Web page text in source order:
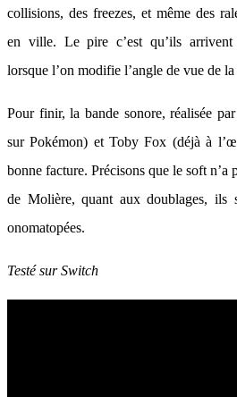
collisions, des freezes, et même des
en ville. Le pire c’est qu’ils arrivent
lorsque l’on modifie l’angle de vue de la
Pour finir, la bande sonore, réalisée
sur Pokémon) et Toby Fox (déjà à
bonne facture. Précisons que le soft n’a
de Molière, quant aux doublages, ils
onomatopées.
Testé sur Switch